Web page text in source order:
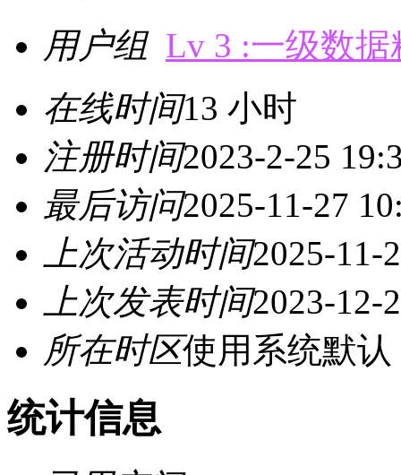
用户组 Lv 3 :一级数据
在线时间13 小时
注册时间2023-2-25
最后访问2025-11-27
上次活动时间2025-11-
上次发表时间2023-12-
所在时区使用系统默认
统计信息